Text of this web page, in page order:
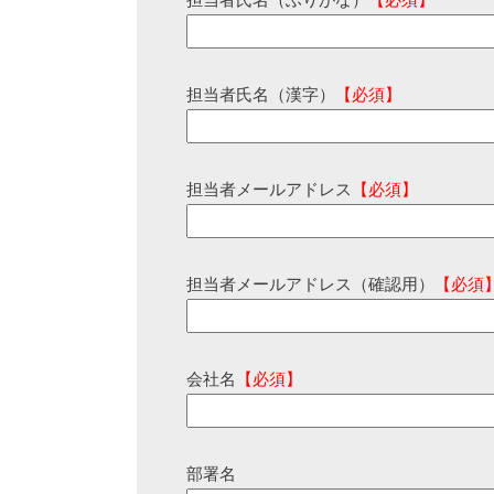
担当者氏名（漢字） 【必須】
担当者メールアドレス 【必須】
担当者メールアドレス（確認用） 【必須
会社名 【必須】
部署名